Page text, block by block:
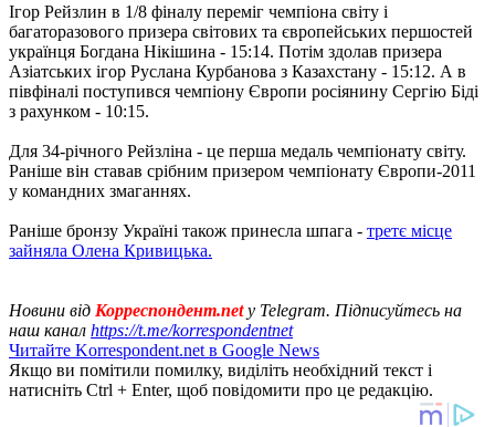
Ігор Рейзлин в 1/8 фіналу переміг чемпіона світу і
багаторазового призера світових та європейських першостей
українця Богдана Нікішина - 15:14. Потім здолав призера
Азіатських ігор Руслана Курбанова з Казахстану - 15:12. А в
півфіналі поступився чемпіону Європи росіянину Сергію Біді
з рахунком - 10:15.
Для 34-річного Рейзліна - це перша медаль чемпіонату світу.
Раніше він ставав срібним призером чемпіонату Європи-2011
у командних змаганнях.
Раніше бронзу Україні також принесла шпага - третє місце
зайняла Олена Кривицька.
Новини від Корреспондент.netу Telegram. Підписуйтесь на
наш канал https://t.me/korrespondentnet
Читайте Korrespondent.net в Google News
Якщо ви помітили помилку, виділіть необхідний текст і
натисніть Ctrl + Enter, щоб повідомити про це редакцію.